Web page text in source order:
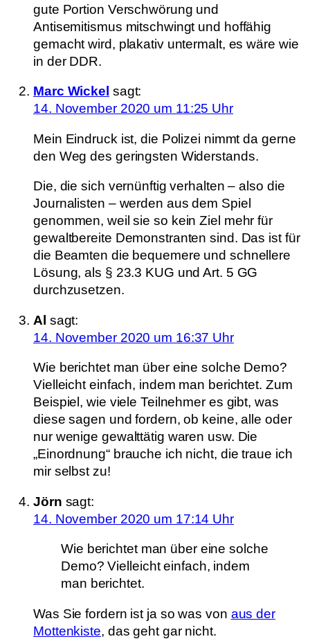
gute Portion Verschwörung und
Antisemitismus mitschwingt und hoffähig
gemacht wird, plakativ untermalt, es wäre wie
in der DDR.
Marc Wickel sagt:
14. November 2020 um 11:25 Uhr
Mein Eindruck ist, die Polizei nimmt da gerne
den Weg des geringsten Widerstands.
Die, die sich vernünftig verhalten – also die
Journalisten – werden aus dem Spiel
genommen, weil sie so kein Ziel mehr für
gewaltbereite Demonstranten sind. Das ist für
die Beamten die bequemere und schnellere
Lösung, als § 23.3 KUG und Art. 5 GG
durchzusetzen.
Al sagt:
14. November 2020 um 16:37 Uhr
Wie berichtet man über eine solche Demo?
Vielleicht einfach, indem man berichtet. Zum
Beispiel, wie viele Teilnehmer es gibt, was
diese sagen und fordern, ob keine, alle oder
nur wenige gewalttätig waren usw. Die
„Einordnung“ brauche ich nicht, die traue ich
mir selbst zu!
Jörn sagt:
14. November 2020 um 17:14 Uhr
Wie berichtet man über eine solche
Demo? Vielleicht einfach, indem
man berichtet.
Was Sie fordern ist ja so was von aus der
Mottenkiste, das geht gar nicht.